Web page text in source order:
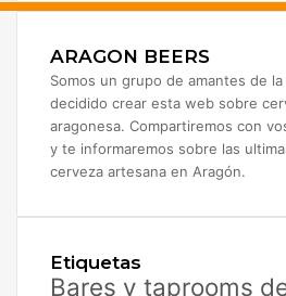
ARAGON BEERS
Somos un grupo de amantes de
decidido crear esta web sobre
aragonesa. Compartiremos con
y te informaremos sobre las
cerveza artesana en Aragón.
Etiquetas
Bares y taprooms